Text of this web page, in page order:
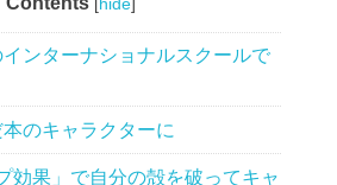
ンターナショナルスクールで
のキャラクターに
効果」で自分の殻を破ってキャ